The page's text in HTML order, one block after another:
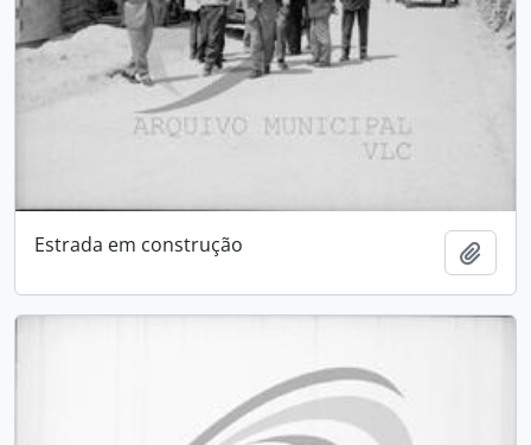
Estrada em construção